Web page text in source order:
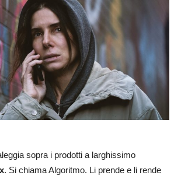
sopra i prodotti a larghissimo
. Si chiama Algoritmo. Li prende e li rende